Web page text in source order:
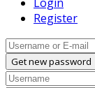
Register
Get new password